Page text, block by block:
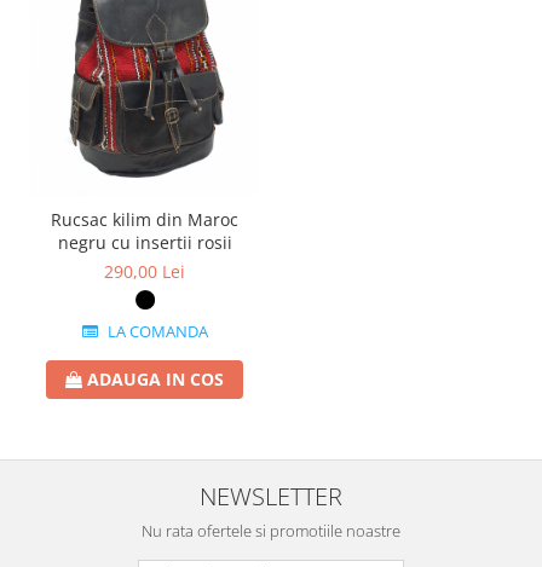
Rucsac kilim din Maroc
negru cu insertii rosii
290,00 Lei
LA COMANDA
ADAUGA IN COS
NEWSLETTER
Nu rata ofertele si promotiile noastre